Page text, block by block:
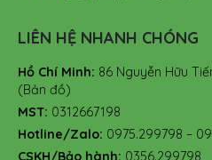
LIÊN HỆ NHANH CHÓNG
Hồ Chí Minh: 86 Nguyễn Hữu
(Bản đồ)
MST: 0312667198
Hotline/Zalo: 0975.299798 –
CSKH/Bảo hành: 0356.299798